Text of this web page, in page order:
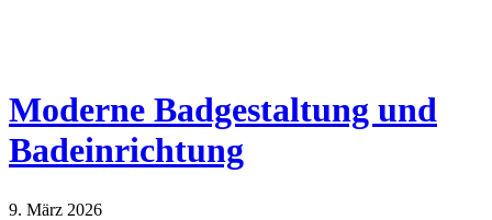
Moderne Badgestaltung und
Badeinrichtung
9. März 2026